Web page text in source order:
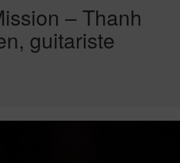
– Thanh
guitariste